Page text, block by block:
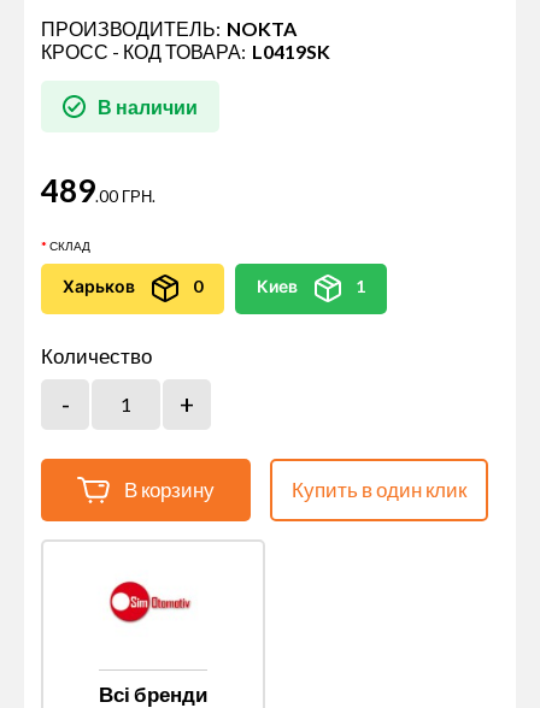
ПРОИЗВОДИТЕЛЬ: NOKTA
КРОСС - КОД ТОВАРА: L0419SK
В наличии
489.00 ГРН.
СКЛАД
Харьков 0 Киев 1
Количество
В корзину Купить в один клик
Всі бренди